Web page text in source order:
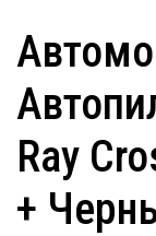
Ray
+